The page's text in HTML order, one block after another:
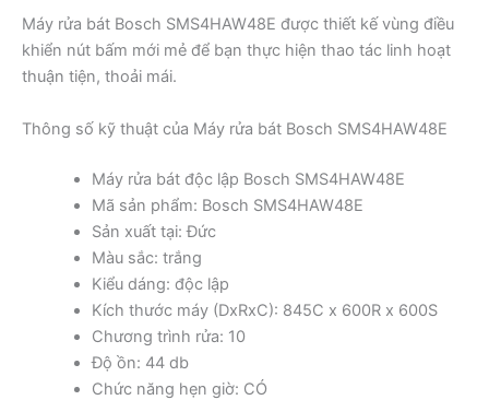
Máy rửa bát Bosch SMS4HAW48E được thiết kế vùng điều
khiển nút bấm mới mẻ để bạn thực hiện thao tác linh hoạt
thuận tiện, thoải mái.
Thông số kỹ thuật của Máy rửa bát Bosch SMS4HAW48E
Máy rửa bát độc lập Bosch SMS4HAW48E
Mã sản phẩm: Bosch SMS4HAW48E
Sản xuất tại: Đức
Màu sắc: trắng
Kiểu dáng: độc lập
Kích thước máy (DxRxC): 845C x 600R x 600S
Chương trình rửa: 10
Độ ồn: 44 db
Chức năng hẹn giờ: CÓ